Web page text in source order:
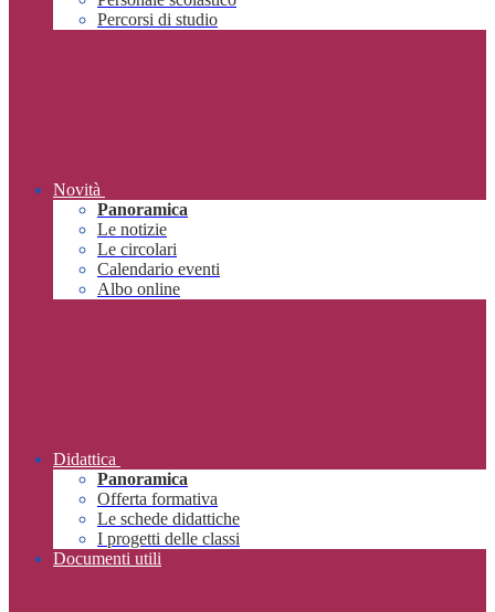
Percorsi di studio
Novità
Panoramica
Le notizie
Le circolari
Calendario eventi
Albo online
Didattica
Panoramica
Offerta formativa
Le schede didattiche
I progetti delle classi
Documenti utili